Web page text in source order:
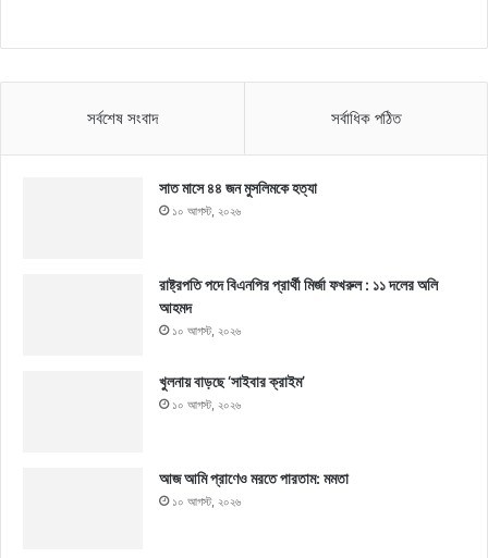
সর্বশেষ সংবাদ সর্বাধিক পঠিত
সাত মাসে ৪৪ জন মুসলিমকে হত্যা
১০ আগস্ট, ২০২৬
রাষ্ট্রপতি পদে বিএনপির প্রার্থী মির্জা ফখরুল : ১১ দলের অলি
আহমদ
১০ আগস্ট, ২০২৬
খুলনায় বাড়ছে ‘সাইবার ক্রাইম’
১০ আগস্ট, ২০২৬
আজ আমি প্রাণেও মরতে পারতাম: মমতা
১০ আগস্ট, ২০২৬